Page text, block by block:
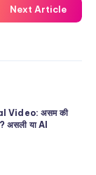
Next Article
Video: असम की
या AI